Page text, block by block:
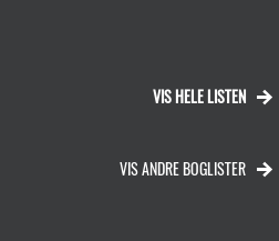
VIS HELE LISTEN
VIS ANDRE BOGLISTER